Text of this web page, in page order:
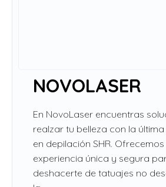
NOVOLASER
En NovoLaser encuentras
realzar tu belleza con la
en depilación SHR.
experiencia única y segura
deshacerte de tatuajes no